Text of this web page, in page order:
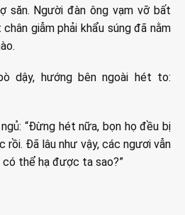
săn. Người đàn ông vạm vỡ bất
giẫm phải khẩu súng đã nằm
dậy, hướng bên ngoài hét to:
“Đừng hét nữa, bọn họ đều bị
rồi. Đã lâu như vậy, các ngươi vẫn
thể hạ được ta sao?”